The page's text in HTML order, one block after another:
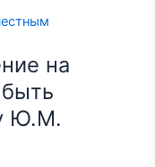
на
Ю.М.